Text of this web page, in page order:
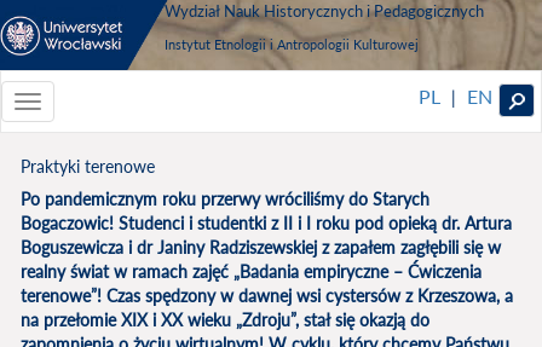
Wydział Nauk Historycznych i Pedagogicznych
Instytut Etnologii i Antropologii Kulturowej
Toggle
navigationToggle
PL | EN
Praktyki terenowe
Po pandemicznym roku przerwy wróciliśmy do Starych
Bogaczowic! Studenci i studentki z II i I roku pod opieką dr. Artura
Boguszewicza i dr Janiny Radziszewskiej z zapałem zagłębili się w
realny świat w ramach zajęć „Badania empiryczne – Ćwiczenia
terenowe”! Czas spędzony w dawnej wsi cystersów z Krzeszowa, a
na przełomie XIX i XX wieku „Zdroju”, stał się okazją do